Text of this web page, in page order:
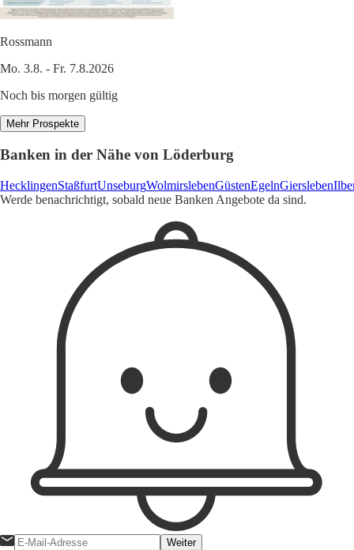
Rossmann
Mo. 3.8. - Fr. 7.8.2026
Noch bis morgen gültig
Mehr Prospekte
Banken in der Nähe von Löderburg
HecklingenStaßfurtUnseburgWolmirslebenGüstenEgelnGiersleben
Werde benachrichtigt, sobald neue Banken Angebote da sind.
Weiter